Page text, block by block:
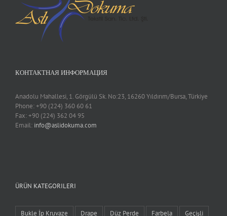
КОНТАКТНАЯ ИНФОРМАЦИЯ
Anadolu Mahallesi, 1. Görgülü Sk. No:23, 16260 Yıldırım/Bursa, Türkiye
Phone: +90 (224) 360 60 61
Fax: +90 (224) 362 04 95
Email: info@aslidokuma.com
ÜRÜN KATEGORILERI
Bukle İp Kruvaze Drape Düz Perde Farbela Geçişli